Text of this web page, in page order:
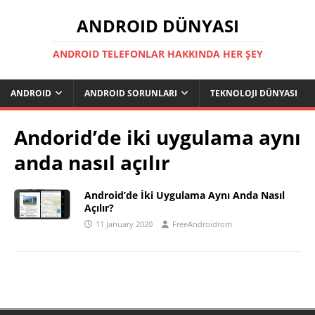
ANDROID DÜNYASI
ANDROID TELEFONLAR HAKKINDA HER ŞEY
ANDROID ANDROID SORUNLARI TEKNOLOJI DÜNYASI
Andorid’de iki uygulama aynı
anda nasıl açılır
Android’de İki Uygulama Aynı Anda Nasıl
Açılır?
11 January 2020 FreeAndroidrom